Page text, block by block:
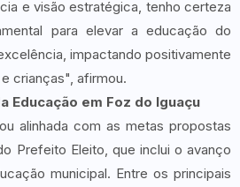
e visão estratégica, tenho certeza
para elevar a educação do
impactando positivamente
crianças", afirmou.
Educação em Foz do Iguaçu
alinhada com as metas propostas
Prefeito Eleito, que inclui o avanço
municipal. Entre os principais